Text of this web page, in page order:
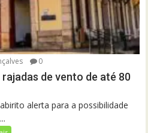
0
de vento de até 80
alerta para a possibilidade